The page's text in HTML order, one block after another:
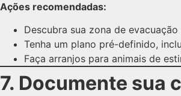
Ações recomendadas:
Descubra sua zona de
Tenha um plano pré-definido,
Faça arranjos para animais de
7. Documente sua